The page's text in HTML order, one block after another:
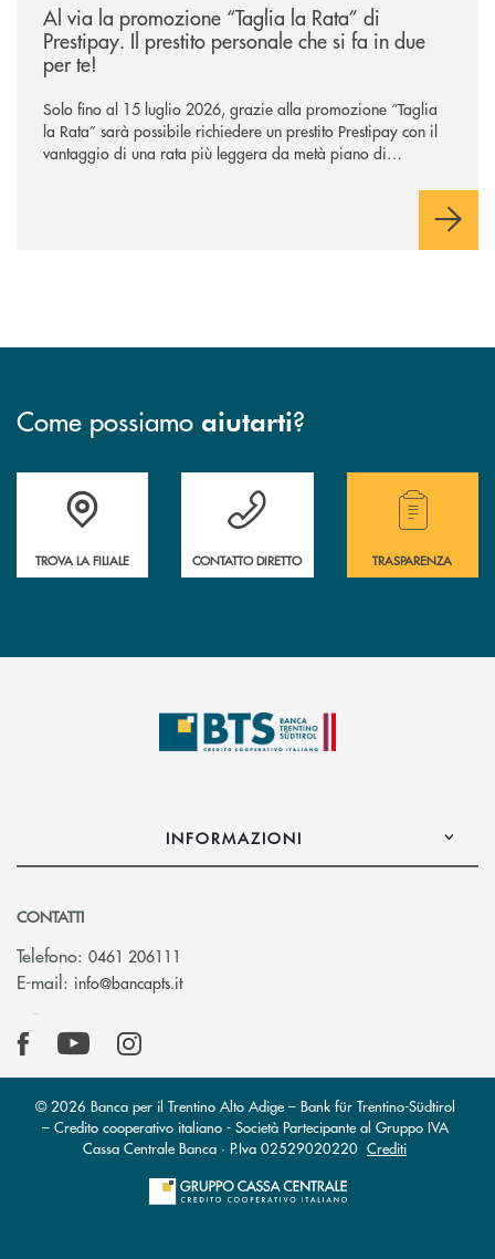
Al via la promozione “Taglia la Rata” di
Prestipay. Il prestito personale che si fa in due
per te!
Solo fino al 15 luglio 2026, grazie alla promozione “Taglia
la Rata” sarà possibile richiedere un prestito Prestipay con il
vantaggio di una rata più leggera da metà piano di
Come possiamo aiutarti?
Accedi all' elenco completo delle filiali.
TROVA LA FILIALE
Hai bisogno di assistenza immediata?
CONTATTO DIRETTO
Hai bisogno di
TRASPARENZA
INFORMAZIONI
CONTATTI
Telefono: 0461 206111
E-mail: info@bancapts.it(si apre l’app di posta elettronica)
© 2026 Banca per il Trentino Alto Adige – Bank für Trentino-Südtirol
– Credito cooperativo italiano - Società Partecipante al Gruppo IVA
Cassa Centrale Banca · P.Iva 02529020220 Crediti